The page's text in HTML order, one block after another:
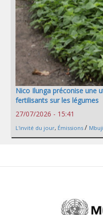
Nico Ilunga préconise une
fertilisants sur les légumes
27/07/2026 - 15:41
L'invité du jour, Émissions /